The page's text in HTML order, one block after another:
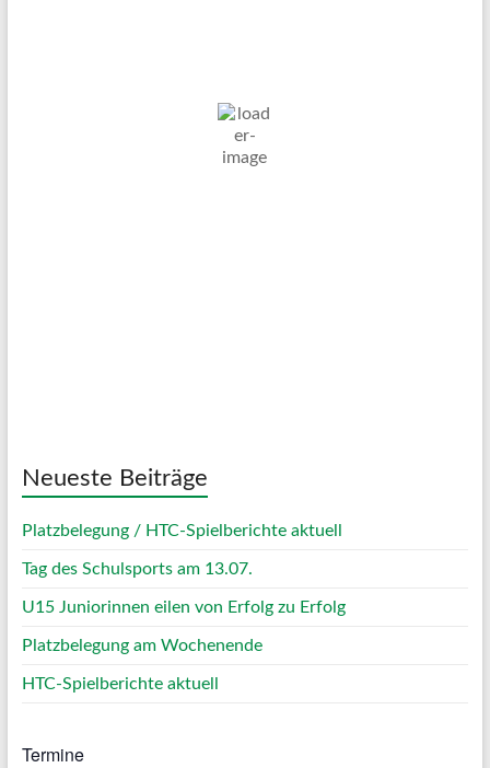
17
Neueste Beiträge
Platzbelegung / HTC-Spielberichte aktuell
Tag des Schulsports am 13.07.
U15 Juniorinnen eilen von Erfolg zu Erfolg
Platzbelegung am Wochenende
HTC-Spielberichte aktuell
Termine